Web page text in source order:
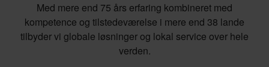
Med mere end 75 års erfaring kombineret med
kompetence og tilstedeværelse i mere end 38 lande
tilbyder vi globale løsninger og lokal service over hele
verden.